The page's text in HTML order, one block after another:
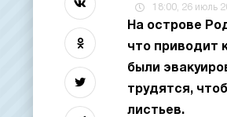
18:00, 26 июль
На острове
что приводит
были
трудятся,
листьев.